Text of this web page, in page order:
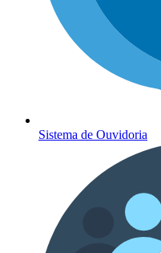
Sistema de Ouvidoria